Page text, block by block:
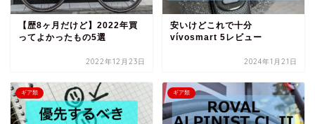
【歴8ヶ月だけど】2022年買
ってよかったもの5選
2022年12月23日
安いけどこれで十分
vívosmart 5レビュー
2024年1月21日
ギア類 ギア類